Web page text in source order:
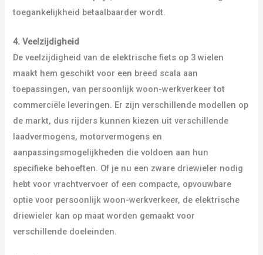
toegankelijkheid betaalbaarder wordt.
4. Veelzijdigheid
De veelzijdigheid van de elektrische fiets op 3 wielen
maakt hem geschikt voor een breed scala aan
toepassingen, van persoonlijk woon-werkverkeer tot
commerciële leveringen. Er zijn verschillende modellen op
de markt, dus rijders kunnen kiezen uit verschillende
laadvermogens, motorvermogens en
aanpassingsmogelijkheden die voldoen aan hun
specifieke behoeften. Of je nu een zware driewieler nodig
hebt voor vrachtvervoer of een compacte, opvouwbare
optie voor persoonlijk woon-werkverkeer, de elektrische
driewieler kan op maat worden gemaakt voor
verschillende doeleinden.